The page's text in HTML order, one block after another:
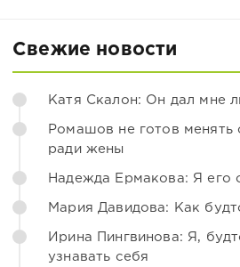
Свежие новости
Катя Скалон: Он дал мне
Ромашов не готов менять
ради жены
Надежда Ермакова: Я его
Мария Давидова: Как
Ирина Пингвинова: Я,
узнавать себя